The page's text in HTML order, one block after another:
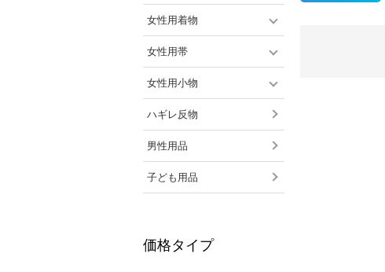
女性用着物
女性用帯
女性用小物
ハギレ反物
男性用品
子ども用品
価格タイプ